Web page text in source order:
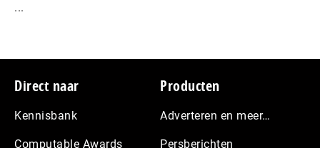
...
Footer
Direct naar
Kennisbank
Computable Awards
Producten
Adverteren en meer…
Persberichten